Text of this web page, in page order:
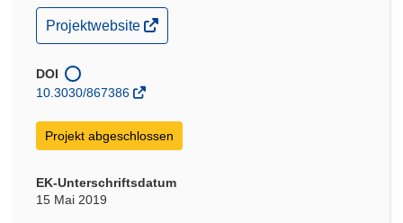
(öffnet
in
Fenster)
Projektwebsite
DOI
10.3030/867386
Projekt abgeschlossen
EK-Unterschriftsdatum
15 Mai 2019